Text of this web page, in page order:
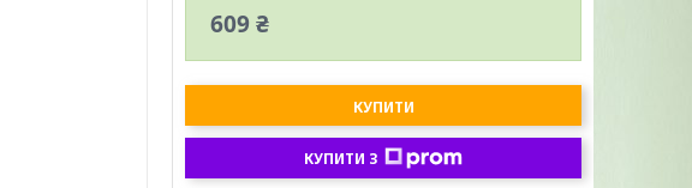
609 ₴
КУПИТИ
КУПИТИ З